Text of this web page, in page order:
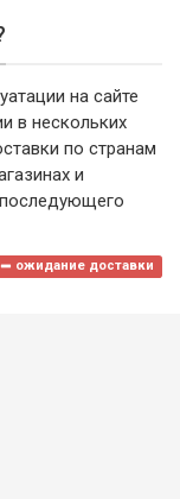
на сайте
в нескольких
по странам
и
ожидание доставки